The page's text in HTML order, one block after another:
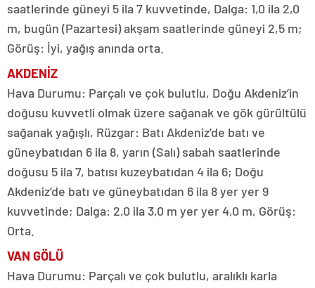
saatlerinde güneyi 5 ila 7 kuvvetinde, Dalga: 1,0 ila 2,0
m, bugün (Pazartesi) akşam saatlerinde güneyi 2,5 m;
Görüş: İyi, yağış anında orta.
AKDENİZ
Hava Durumu: Parçalı ve çok bulutlu, Doğu Akdeniz’in
doğusu kuvvetli olmak üzere sağanak ve gök gürültülü
sağanak yağışlı, Rüzgar: Batı Akdeniz’de batı ve
güneybatıdan 6 ila 8, yarın (Salı) sabah saatlerinde
doğusu 5 ila 7, batısı kuzeybatıdan 4 ila 6; Doğu
Akdeniz’de batı ve güneybatıdan 6 ila 8 yer yer 9
kuvvetinde; Dalga: 2,0 ila 3,0 m yer yer 4,0 m, Görüş:
Orta.
VAN GÖLÜ
Hava Durumu: Parçalı ve çok bulutlu, aralıklı karla